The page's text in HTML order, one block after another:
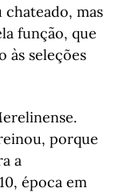
mas
função, que
às seleções
porque
a
época em